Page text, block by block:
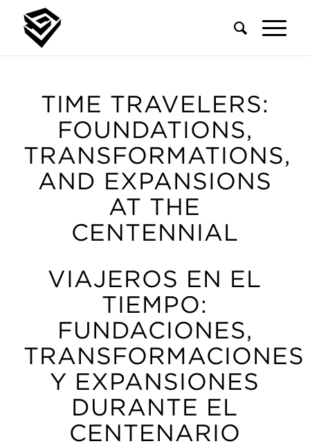
TIME TRAVELERS:
FOUNDATIONS,
TRANSFORMATIONS,
AND EXPANSIONS
AT THE
CENTENNIAL
VIAJEROS EN EL
TIEMPO:
FUNDACIONES,
TRANSFORMACIONES
Y EXPANSIONES
DURANTE EL
CENTENARIO